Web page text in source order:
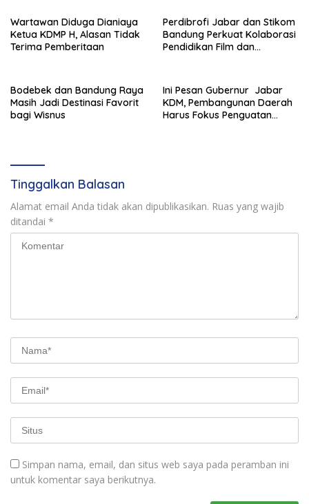
Wartawan Diduga Dianiaya
Ketua KDMP H, Alasan Tidak
Terima Pemberitaan
Perdibrofi Jabar dan Stikom
Bandung Perkuat Kolaborasi
Pendidikan Film dan
Bodebek dan Bandung Raya
Masih Jadi Destinasi Favorit
bagi Wisnus
Ini Pesan Gubernur Jabar
KDM, Pembangunan Daerah
Harus Fokus Penguatan
Tinggalkan Balasan
Alamat email Anda tidak akan dipublikasikan. Ruas yang wajib
ditandai *
Simpan nama, email, dan situs web saya pada peramban ini
untuk komentar saya berikutnya.